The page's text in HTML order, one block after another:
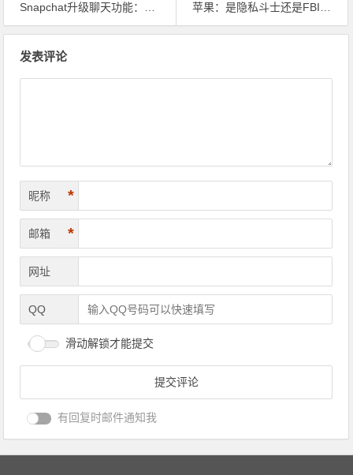
Snapchat升级聊天功能：增加贴纸、语音和视频
苹果：是隐私斗士还是FBI大片里的配角
发表评论
昵称 *
邮箱 *
网址
QQ
滑动解锁才能提交
有回复时邮件通知我